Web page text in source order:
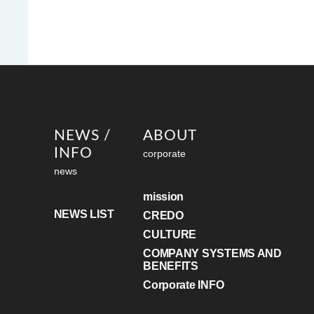
NEWS /
INFO
news
NEWS LIST
ABOUT
corporate
mission
CREDO
CULTURE
COMPANY SYSTEMS AND
BENEFITS
Corporate INFO